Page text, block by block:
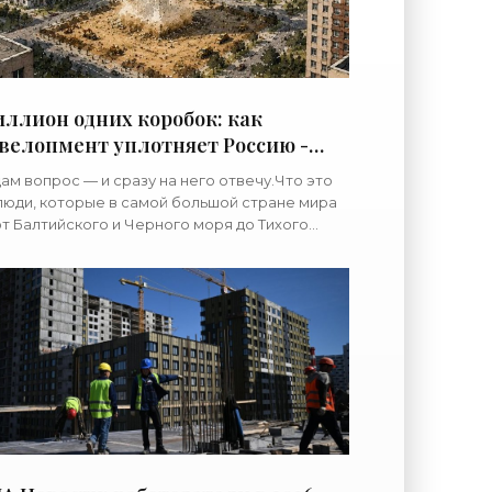
одних коробок: как
уплотняет Россию -
Новости, 26.07.2026 -
вопрос — и сразу на него отвечу.Что это
которые в самой большой стране мира
Балтийского и Черного моря до Тихого
стояла